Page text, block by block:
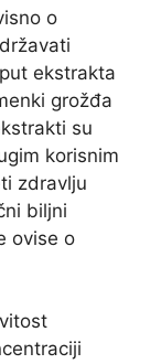
o
ekstrakta
grožđa
su
korisnim
zdravlju
biljni
ovise o